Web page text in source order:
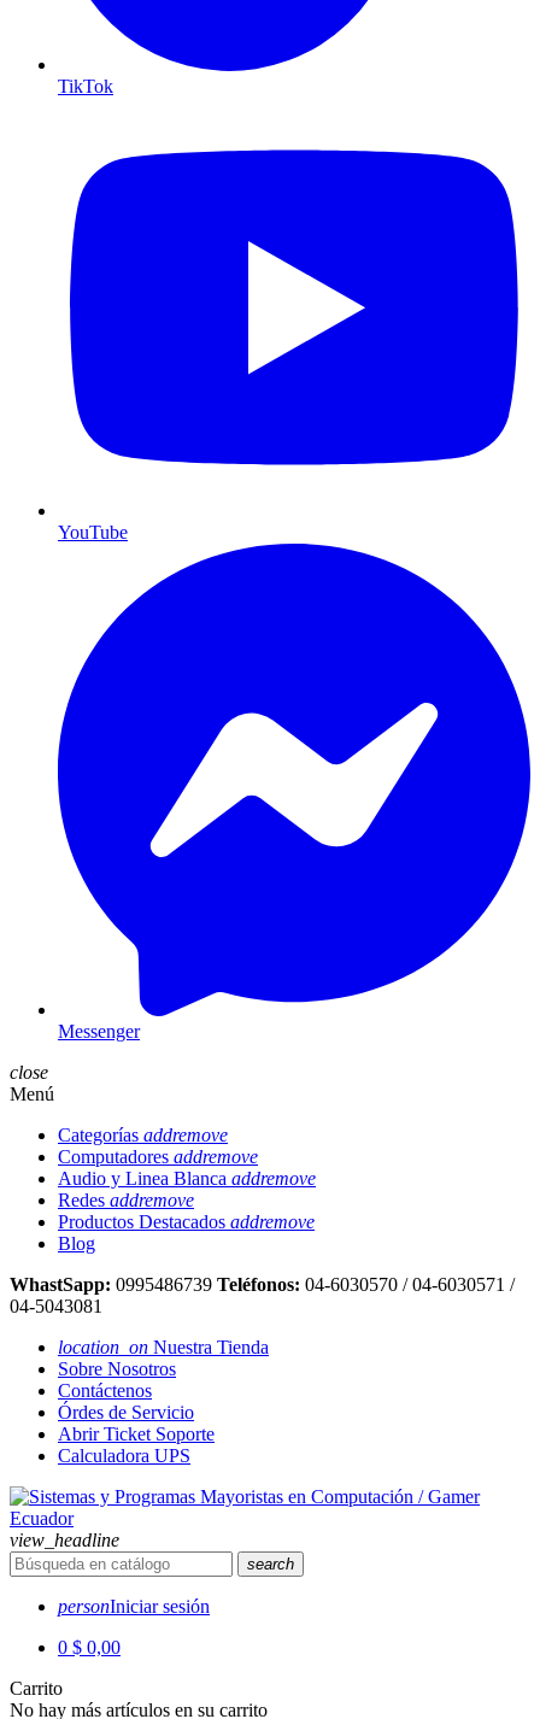
TikTok
YouTube
Messenger
close
Menú
Categorías addremove
Computadores addremove
Audio y Linea Blanca addremove
Redes addremove
Productos Destacados addremove
Blog
WhastSapp: 0995486739 Teléfonos: 04-6030570 / 04-6030571 /
04-5043081
location_on Nuestra Tienda
Sobre Nosotros
Contáctenos
Órdes de Servicio
Abrir Ticket Soporte
Calculadora UPS
view_headline
search
personIniciar sesión
0 $ 0,00
Carrito
No hay más artículos en su carrito